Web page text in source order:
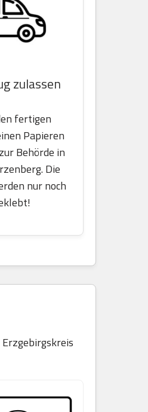
zulassen
fertigen
Papieren
Behörde in
Die
nur noch